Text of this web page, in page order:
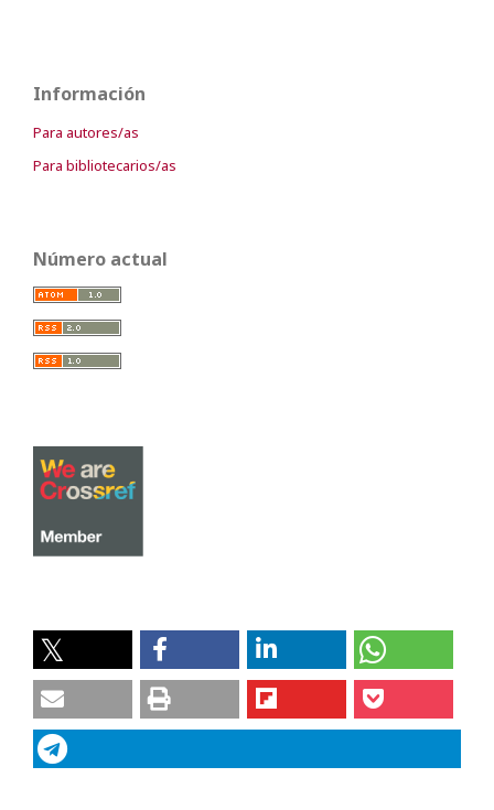
Información
Para autores/as
Para bibliotecarios/as
Número actual